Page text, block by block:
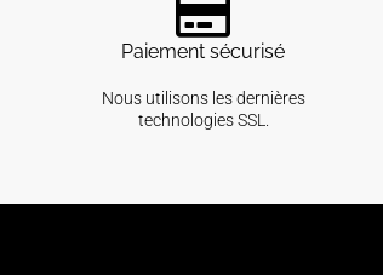
Paiement sécurisé
Nous utilisons les dernières
technologies SSL.